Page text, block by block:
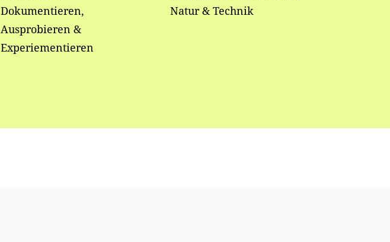
Dokumentieren,
Ausprobieren &
Experiementieren
Natur & Technik